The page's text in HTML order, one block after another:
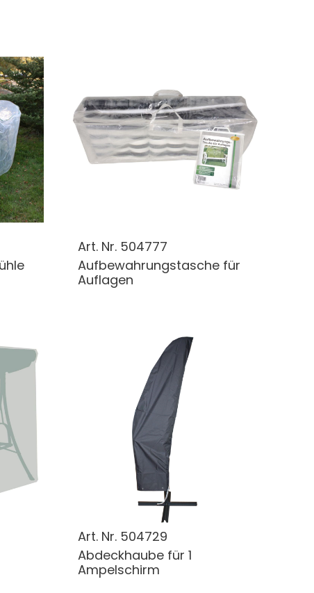
Art. Nr. 504777
Aufbewahrungstasche für
Auflagen
Art. Nr. 504729
Abdeckhaube für 1
Ampelschirm